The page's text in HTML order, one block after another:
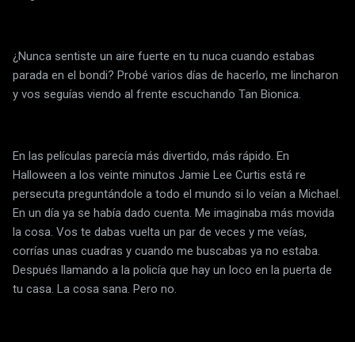
¿Nunca sentiste un aire fuerte en tu nuca cuando estabas
parada en el bondi? Probé varios días de hacerlo, me lincharon
y vos seguías viendo al frente escuchando Tan Bionica.
En las películas parecía más divertido, más rápido. En
Halloween a los veinte minutos Jamie Lee Curtis está re
persecuta preguntándole a todo el mundo si lo veían a Michael.
En un día ya se había dado cuenta. Me imaginaba más movida
la cosa. Vos te dabas vuelta un par de veces y me veías,
corrías unas cuadras y cuando me buscabas ya no estaba.
Después llamando a la policía que hay un loco en la puerta de
tu casa. La cosa sana. Pero no.